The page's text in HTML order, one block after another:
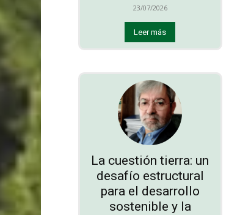
23/07/2026
Leer más
La cuestión tierra: un
desafío estructural
para el desarrollo
sostenible y la